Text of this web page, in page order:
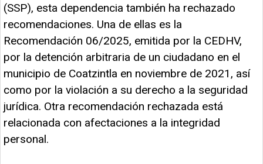
(SSP), esta dependencia también ha rechazado
recomendaciones. Una de ellas es la
Recomendación 06/2025, emitida por la CEDHV,
por la detención arbitraria de un ciudadano en el
municipio de Coatzintla en noviembre de 2021, así
como por la violación a su derecho a la seguridad
jurídica. Otra recomendación rechazada está
relacionada con afectaciones a la integridad
personal.